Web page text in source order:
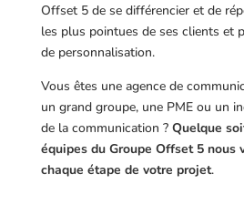
Offset 5 de se différencier et de
les plus pointues de ses clients et
de personnalisation.
Vous êtes une agence de
un grand groupe, une PME ou un
de la communication ? Quelque
équipes du Groupe Offset 5 nous
chaque étape de votre projet.